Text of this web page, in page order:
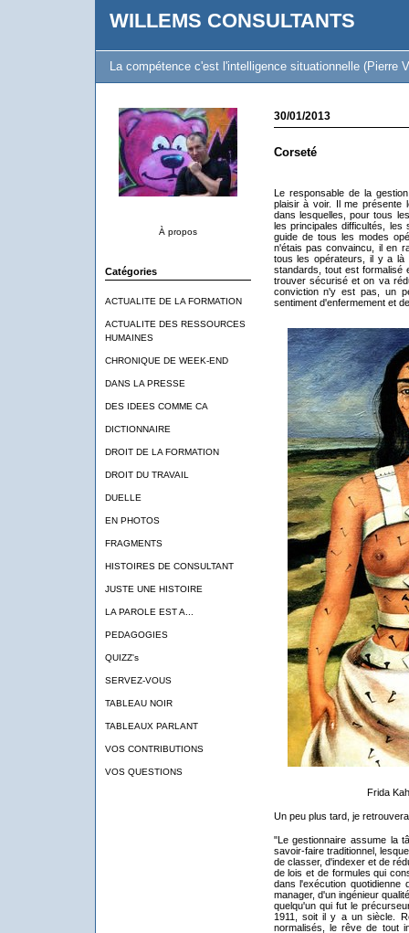
WILLEMS CONSULTANTS
La compétence c'est l'intelligence situationnelle (Pierre
À propos
Catégories
ACTUALITE DE LA FORMATION
ACTUALITE DES RESSOURCES
HUMAINES
CHRONIQUE DE WEEK-END
DANS LA PRESSE
DES IDEES COMME CA
DICTIONNAIRE
DROIT DE LA FORMATION
DROIT DU TRAVAIL
DUELLE
EN PHOTOS
FRAGMENTS
HISTOIRES DE CONSULTANT
JUSTE UNE HISTOIRE
LA PAROLE EST A...
PEDAGOGIES
QUIZZ's
SERVEZ-VOUS
TABLEAU NOIR
TABLEAUX PARLANT
VOS CONTRIBUTIONS
VOS QUESTIONS
30/01/2013
Corseté
Le responsable de la
plaisir à voir. Il me présente
dans lesquelles, pour tous
les principales difficultés, les
guide de tous les modes
n'étais pas convaincu, il en
tous les opérateurs, il y a là
standards, tout est formalisé
trouver sécurisé et on va
conviction n'y est pas, un
sentiment d'enfermement et
Frida
Un peu plus tard, je
"Le gestionnaire assume la
savoir-faire traditionnel,
de classer, d'indexer et de
de lois et de formules qui
dans l'exécution
manager, d'un ingénieur
quelqu'un qui fut le
1911, soit il y a un siècle.
normalisés, le rêve de tout